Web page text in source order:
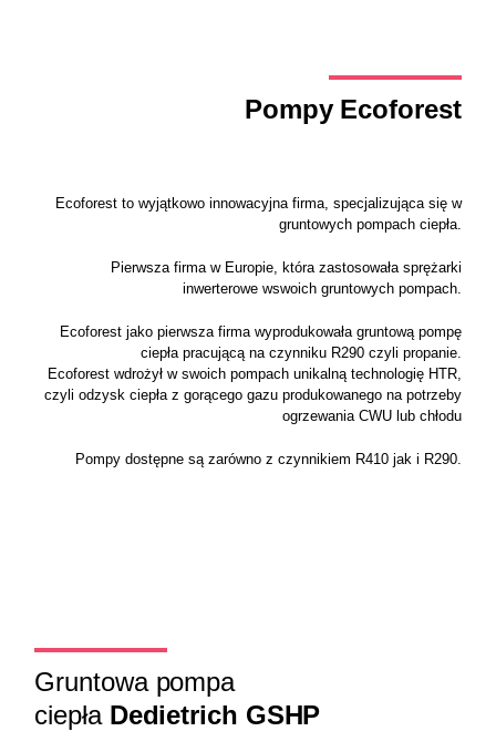
Pompy Ecoforest
Ecoforest to wyjątkowo innowacyjna firma, specjalizująca się w
gruntowych pompach ciepła.
Pierwsza firma w Europie, która zastosowała sprężarki
inwerterowe wswoich gruntowych pompach.
Ecoforest jako pierwsza firma wyprodukowała gruntową pompę
ciepła pracującą na czynniku R290 czyli propanie.
Ecoforest wdrożył w swoich pompach unikalną technologię HTR,
czyli odzysk ciepła z gorącego gazu produkowanego na potrzeby
ogrzewania CWU lub chłodu
Pompy dostępne są zarówno z czynnikiem R410 jak i R290.
Gruntowa pompa
ciepłaDedietrich GSHP